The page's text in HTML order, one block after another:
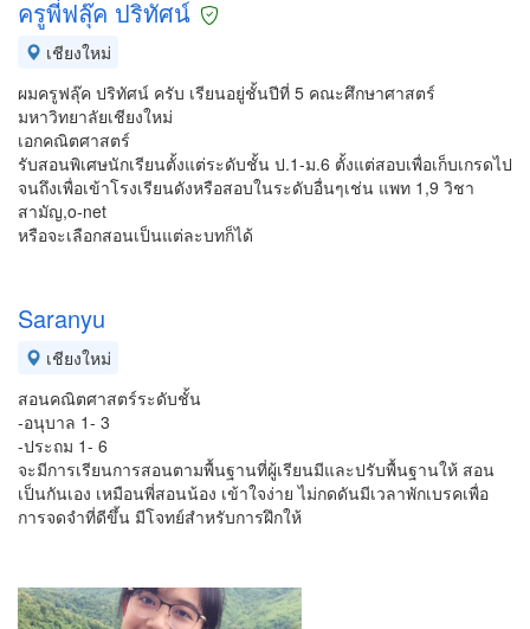
ครูพี่ฟลุ๊ค ปริทัศน์
เชียงใหม่
ผมครูฟลุ๊ค ปริทัศน์ ครับ เรียนอยู่ชั้นปีที่ 5 คณะศึกษาศาสตร์
มหาวิทยาลัยเชียงใหม่
เอกคณิตศาสตร์
รับสอนพิเศษนักเรียนตั้งแต่ระดับชั้น ป.1-ม.6 ตั้งแต่สอบเพื่อเก็บเกรดไป
จนถึงเพื่อเข้าโรงเรียนดังหรือสอบในระดับอื่นๆเช่น แพท 1,9 วิชา
สามัญ,o-net
หรือจะเลือกสอนเป็นแต่ละบทก็ได้
Saranyu
เชียงใหม่
สอนคณิตศาสตร์ระดับชั้น
-อนุบาล 1- 3
-ประถม 1- 6
จะมีการเรียนการสอนตามพื้นฐานที่ผู้เรียนมีและปรับพื้นฐานให้ สอน
เป็นกันเอง เหมือนพี่สอนน้อง เข้าใจง่าย ไม่กดดันมีเวลาพักเบรคเพื่อ
การจดจำที่ดีขึ้น มีโจทย์สำหรับการฝึกให้